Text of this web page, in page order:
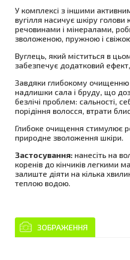
У комплексі з іншими
вугілля насичує шкіру голови
речовинами і мінералами,
зволоженою, пружною і
Вуглець, який міститься в
забезпечує додатковий
Завдяки глибокому очищенню
надлишки сала і бруду, що
безлічі проблем: сальності,
порідіння волосся, втрати
Глибоке очищення стимулює
природне зволоження шкіри.
Застосування: нанесіть на
коренів до кінчиків легкими
залиште діяти на кілька
теплою водою.
ЗОБРАЖЕННЯ